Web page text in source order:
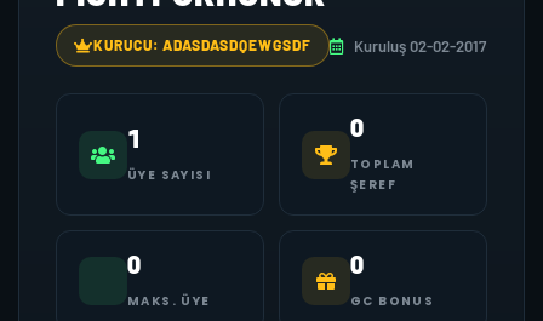
KURUCU: ADASDASDQEWGSDF Kuruluş 02-02-2017
1
ÜYE SAYISI
0
TOPLAM
ŞEREF
0
MAKS. ÜYE
0
GC BONUS